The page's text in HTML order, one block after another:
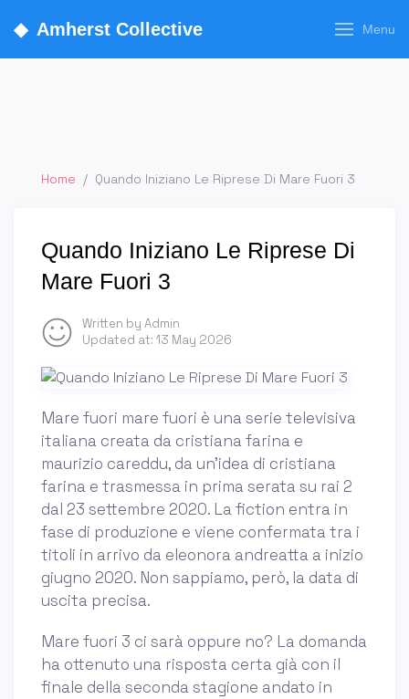
◆ Amherst Collective Menu
Home / Quando Iniziano Le Riprese Di Mare Fuori 3
Quando Iniziano Le Riprese Di
Mare Fuori 3
Written by Admin
Updated at: 13 May 2026
Mare fuori mare fuori è una serie televisiva
italiana creata da cristiana farina e
maurizio careddu, da un'idea di cristiana
farina e trasmessa in prima serata su rai 2
dal 23 settembre 2020. La fiction entra in
fase di produzione e viene confermata tra i
titoli in arrivo da eleonora andreatta a inizio
giugno 2020. Non sappiamo, però, la data di
uscita precisa.
Mare fuori 3 ci sarà oppure no? La domanda
ha ottenuto una risposta certa già con il
finale della seconda stagione andato in